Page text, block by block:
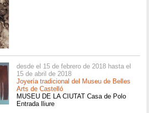
desde el 15 de febrero de 2018 hasta el
15 de abril de 2018
Joyería tradicional del Museu de Belles
Arts de Castelló
MUSEU DE LA CIUTAT Casa de Polo
Entrada lliure